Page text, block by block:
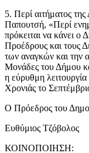
5. Περί αιτήματος
Παπουτσή, «Περί
πρόκειται να κάνει ο
Προέδρους και τους
των αναγκών και την
Μονάδες του Δήμου
η εύρυθμη
Χρονιάς το
O Πρόεδρος του
Ευθύμιος Τζόβολος
ΚΟΙΝΟΠΟΙΗΣΗ: